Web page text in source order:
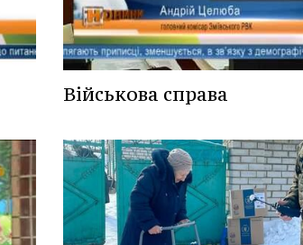
Військова справа